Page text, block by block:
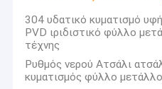
304 υδατικό κυματισμό
PVD ιριδιστικό φύλλο
τέχνης
Ρυθμός νερού Ατσάλι
κυματισμός φύλλο